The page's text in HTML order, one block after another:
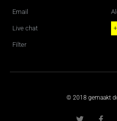
Email
Live chat
Filter
© 2018 gemaakt
w a